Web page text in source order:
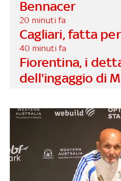
Bennacer
20 minuti fa
Cagliari, fatta
40 minuti fa
Fiorentina, i
dell'ingaggio di